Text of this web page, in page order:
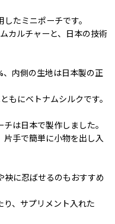
たミニポーチです。
カルチャーと、日本の技術
内側の生地は日本製の正
もにベトナムシルクです。
は日本で製作しました。
片手で簡単に小物を出し入
袂に忍ばせるのもおすすめ
り、サプリメント入れた